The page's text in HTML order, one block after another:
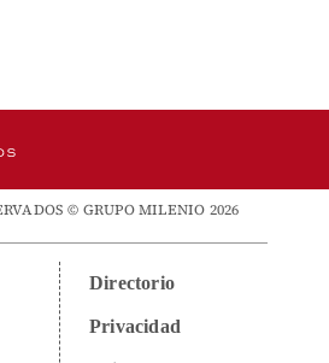
© GRUPO MILENIO 2026
Directorio
Privacidad